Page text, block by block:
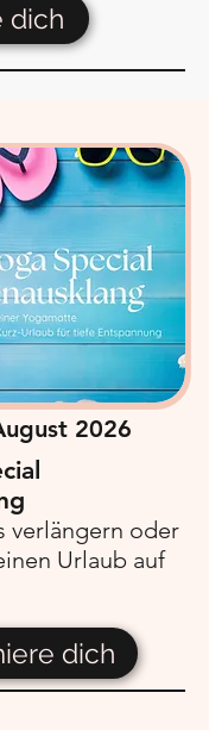
dich
2026
verlängern oder
Urlaub auf
dich